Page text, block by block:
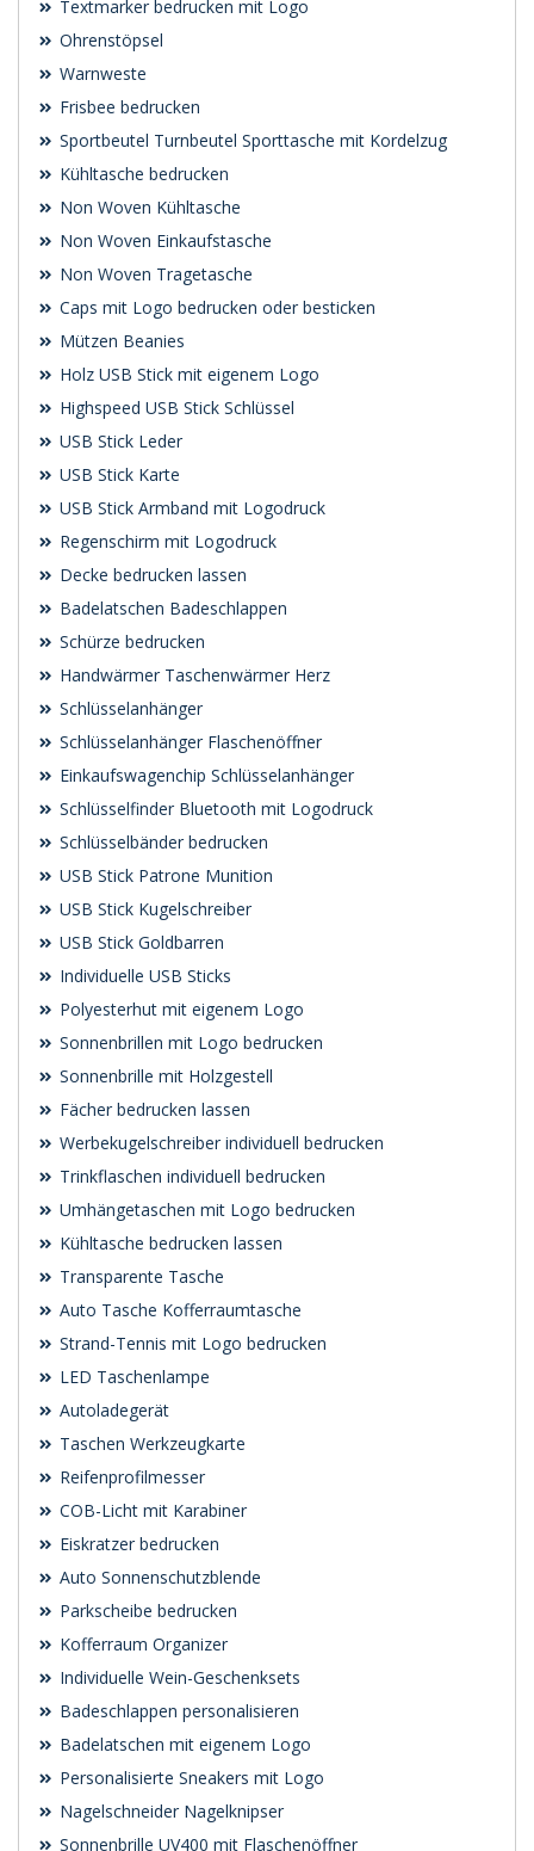
Textmarker bedrucken mit Logo
Ohrenstöpsel
Warnweste
Frisbee bedrucken
Sportbeutel Turnbeutel Sporttasche mit Kordelzug
Kühltasche bedrucken
Non Woven Kühltasche
Non Woven Einkaufstasche
Non Woven Tragetasche
Caps mit Logo bedrucken oder besticken
Mützen Beanies
Holz USB Stick mit eigenem Logo
Highspeed USB Stick Schlüssel
USB Stick Leder
USB Stick Karte
USB Stick Armband mit Logodruck
Regenschirm mit Logodruck
Decke bedrucken lassen
Badelatschen Badeschlappen
Schürze bedrucken
Handwärmer Taschenwärmer Herz
Schlüsselanhänger
Schlüsselanhänger Flaschenöffner
Einkaufswagenchip Schlüsselanhänger
Schlüsselfinder Bluetooth mit Logodruck
Schlüsselbänder bedrucken
USB Stick Patrone Munition
USB Stick Kugelschreiber
USB Stick Goldbarren
Individuelle USB Sticks
Polyesterhut mit eigenem Logo
Sonnenbrillen mit Logo bedrucken
Sonnenbrille mit Holzgestell
Fächer bedrucken lassen
Werbekugelschreiber individuell bedrucken
Trinkflaschen individuell bedrucken
Umhängetaschen mit Logo bedrucken
Kühltasche bedrucken lassen
Transparente Tasche
Auto Tasche Kofferraumtasche
Strand-Tennis mit Logo bedrucken
LED Taschenlampe
Autoladegerät
Taschen Werkzeugkarte
Reifenprofilmesser
COB-Licht mit Karabiner
Eiskratzer bedrucken
Auto Sonnenschutzblende
Parkscheibe bedrucken
Kofferraum Organizer
Individuelle Wein-Geschenksets
Badeschlappen personalisieren
Badelatschen mit eigenem Logo
Personalisierte Sneakers mit Logo
Nagelschneider Nagelknipser
Sonnenbrille UV400 mit Flaschenöffner